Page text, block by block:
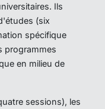
Ils
(six
spécifique
programmes
en milieu de
sessions), les